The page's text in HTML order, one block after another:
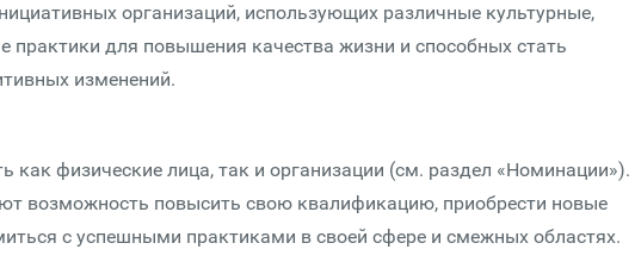
организаций, использующих различные культурные,
практики для повышения качества жизни и способных стать
изменений.
как физические лица, так и организации (см. раздел «Номинации»).
возможность повысить свою квалификацию, приобрести новые
с успешными практиками в своей сфере и смежных областях.